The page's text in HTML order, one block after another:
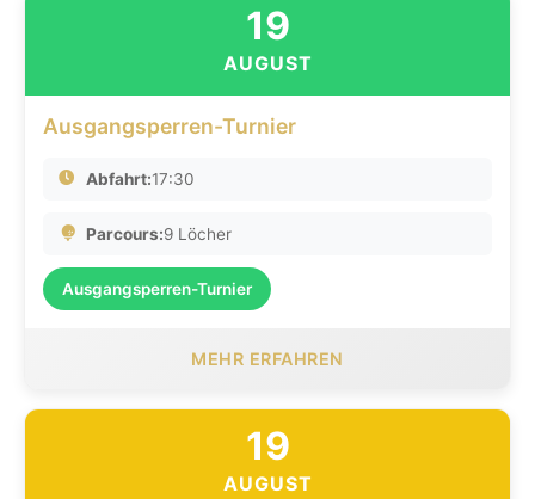
19
AUGUST
Ausgangsperren-Turnier
Abfahrt:17:30
Parcours:9 Löcher
Ausgangsperren-Turnier
MEHR ERFAHREN
19
AUGUST